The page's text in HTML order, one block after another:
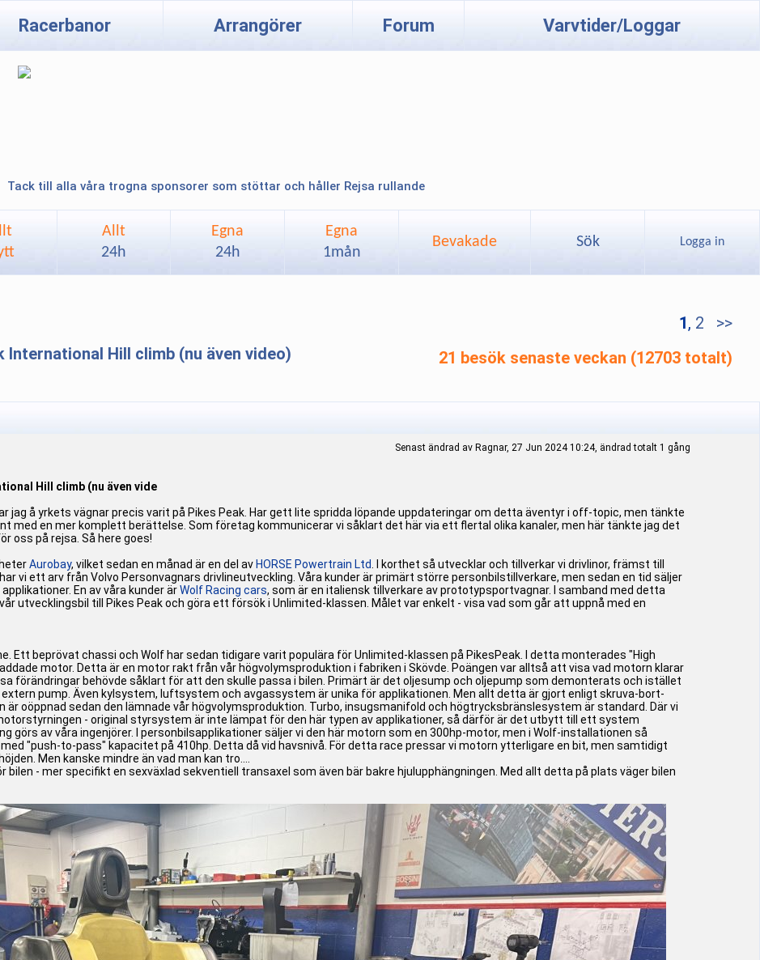
Racerbanor Arrangörer Forum Varvtider/Loggar
Tack till alla våra trogna sponsorer som stöttar och håller Rejsa rullande
Allt
24h
Egna
24h
Egna
1mån
Bevakade Sök Logga in
International Hill climb (nu även video)
1, 2
>>
21 besök senaste veckan (12703 totalt)
Senast ändrad av Ragnar, 27 Jun 2024 10:24, ändrad totalt 1 gång
Hill climb (nu även vide
jag å yrkets vägnar precis varit på Pikes Peak. Har gett lite spridda löpande uppdateringar om detta äventyr i off-topic, men tänkte
med en mer komplett berättelse. Som företag kommunicerar vi såklart det här via ett flertal olika kanaler, men här tänkte jag det
oss på rejsa. Så here goes!
Aurobay, vilket sedan en månad är en del av HORSE Powertrain Ltd
. I korthet så utvecklar och tillverkar vi drivlinor, främst till
vi ett arv från Volvo Personvagnars drivlineutveckling. Våra kunder är primärt större personbilstillverkare, men sedan en tid säljer
En av våra kunder ärWolf Racing cars, som är en italiensk tillverkare av prototypsportvagnar. I samband med detta
utvecklingsbil till Pikes Peak och göra ett försök i Unlimited-klassen. Målet var enkelt - visa vad som går att uppnå med en
Ett beprövat chassi och Wolf har sedan tidigare varit populära för Unlimited-klassen på PikesPeak. I detta monterades "High
motor. Detta är en motor rakt från vår högvolymsproduktion i fabriken i Skövde. Poängen var alltså att visa vad motorn klarar
förändringar behövde såklart för att den skulle passa i bilen. Primärt är det oljesump och oljepump som demonterats och istället
pump. Även kylsystem, luftsystem och avgassystem är unika för applikationen. Men allt detta är gjort enligt skruva-bort-
är oöppnad sedan den lämnade vår högvolymsproduktion. Turbo, insugsmanifold och högtrycksbränslesystem är standard. Där vi
- original styrsystem är inte lämpat för den här typen av applikationer, så därför är det utbytt till ett system
görs av våra ingenjörer. I personbilsapplikationer säljer vi den här motorn som en 300hp-motor, men i Wolf-installationen så
"push-to-pass" kapacitet på 410hp. Detta då vid havsnivå. För detta race pressar vi motorn ytterligare en bit, men samtidigt
Men kanske mindre än vad man kan tro....
bilen - mer specifikt en sexväxlad sekventiell transaxel som även bär bakre hjulupphängningen. Med allt detta på plats väger bilen